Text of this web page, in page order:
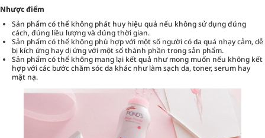
Nhược điểm
Sản phẩm có thể không phát huy hiệu quả nếu không sử dụng đúng
cách, đúng liều lượng và đúng thời gian.
Sản phẩm có thể không phù hợp với một số người có da quá nhạy cảm, dễ
bị kích ứng hay dị ứng với một số thành phần trong sản phẩm.
Sản phẩm có thể không mang lại kết quả như mong muốn nếu không kết
hợp với các bước chăm sóc da khác như làm sạch da, toner, serum hay
mặt nạ.